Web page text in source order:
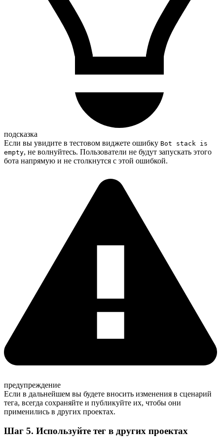
подсказка
Если вы увидите в тестовом виджете ошибку Bot stack is
empty, не волнуйтесь. Пользователи не будут запускать этого
бота напрямую и не столкнутся с этой ошибкой.
предупреждение
Если в дальнейшем вы будете вносить изменения в сценарий
тега, всегда сохраняйте и публикуйте их, чтобы они
применились в других проектах.
Шаг 5. Используйте тег в других проектах